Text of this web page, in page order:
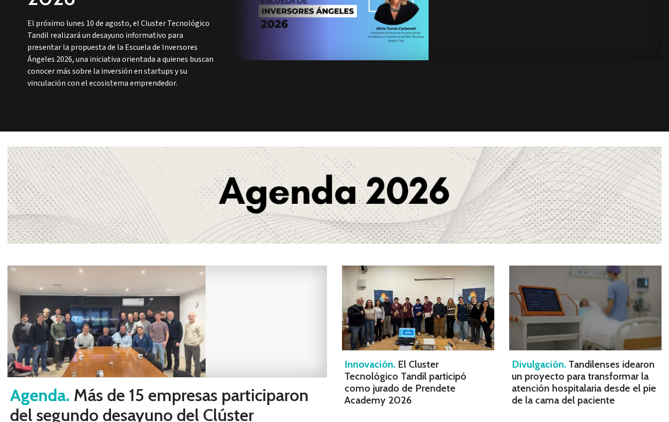
El próximo lunes 10 de agosto, el Cluster Tecnológico
Tandil realizará un desayuno informativo para
presentar la propuesta de la Escuela de Inversores
Ángeles 2026, una iniciativa orientada a quienes buscan
conocer más sobre la inversión en startups y su
vinculación con el ecosistema emprendedor.
Agenda. Más de 15 empresas participaron
del segundo desayuno del Clúster
Innovación.El Cluster
Tecnológico Tandil participó
como jurado de Prendete
Academy 2026
Divulgación.Tandilenses idearon
un proyecto para transformar la
atención hospitalaria desde el pie
de la cama del paciente